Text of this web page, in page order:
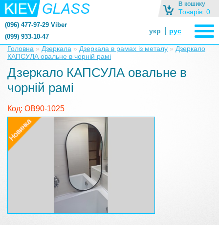
В кошику
Товарів: 0
(096) 477-97-29 Viber
(099) 933-10-47
zerkalonazakaz@gmail.com
zerkaloshop@ukr.net
укр рус
Головна » Дзеркала » Дзеркала в рамах із металу » Дзеркало
КАПСУЛА овальне в чорній рамі
Дзеркало КАПСУЛА овальне в
чорній рамі
Код: OB90-1025